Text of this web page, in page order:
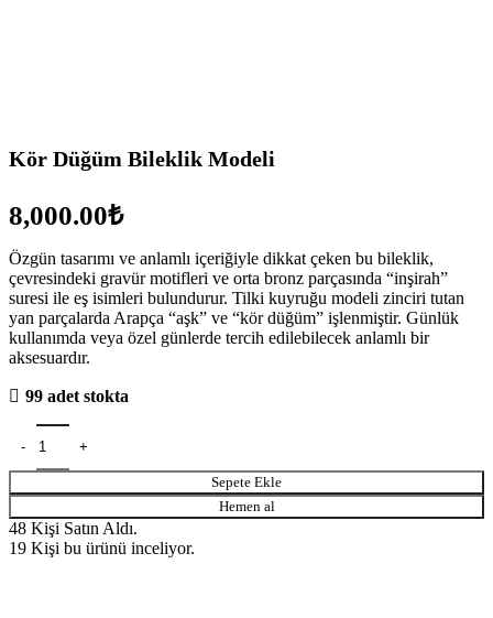
Kör Düğüm Bileklik Modeli
₺
Özgün tasarımı ve anlamlı içeriğiyle dikkat çeken bu bileklik,
çevresindeki gravür motifleri ve orta bronz parçasında “inşirah”
suresi ile eş isimleri bulundurur. Tilki kuyruğu modeli zinciri tutan
yan parçalarda Arapça “aşk” ve “kör düğüm” işlenmiştir. Günlük
kullanımda veya özel günlerde tercih edilebilecek anlamlı bir
aksesuardır.
99 adet stokta
Sepete Ekle
Hemen al
48 Kişi Satın Aldı.
19 Kişi bu ürünü inceliyor.